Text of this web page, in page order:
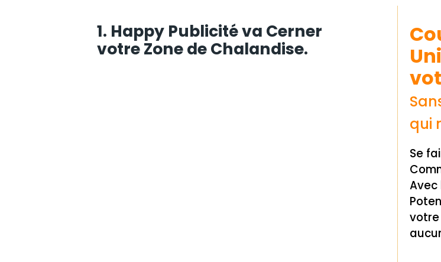
1. Happy Publicité va Cerner
votre Zone de Chalandise.
qui
Se
Avec
votre